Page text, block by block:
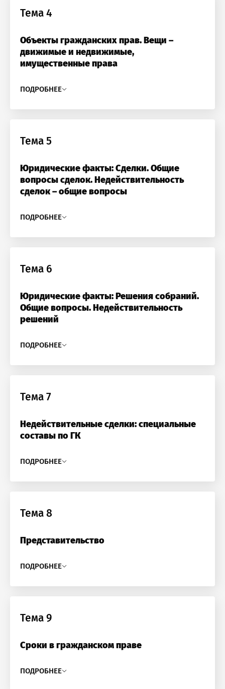
Тема 4
Объекты гражданских прав. Вещи –
движимые и недвижимые,
имущественные права
ПОДРОБНЕЕ
Тема 5
Юридические факты: Сделки. Общие
вопросы сделок. Недействительность
сделок – общие вопросы
ПОДРОБНЕЕ
Тема 6
Юридические факты: Решения собраний.
Общие вопросы. Недействительность
решений
ПОДРОБНЕЕ
Тема 7
Недействительные сделки: специальные
составы по ГК
ПОДРОБНЕЕ
Тема 8
Представительство
ПОДРОБНЕЕ
Тема 9
Сроки в гражданском праве
ПОДРОБНЕЕ